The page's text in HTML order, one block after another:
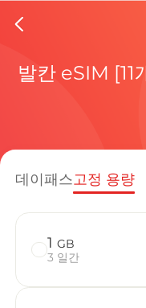
현
발칸 eSIM [11
데이패스고정 용량
1 GB
3 일간